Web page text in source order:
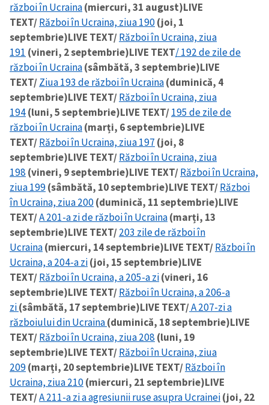
război în Ucraina(miercuri, 31 august)LIVE
TEXT/Război în Ucraina, ziua 190(joi, 1
septembrie)LIVE TEXT/Război în Ucraina, ziua
191 (vineri, 2 septembrie)LIVE TEXT/ 192 de zile de
război în Ucraina(sâmbătă, 3 septembrie)LIVE
TEXT/Ziua 193 de război în Ucraina(duminică, 4
septembrie)LIVE TEXT/Război în Ucraina, ziua
194(luni, 5 septembrie)LIVE TEXT/195 de zile de
război în Ucraina(marți, 6 septembrie)LIVE
TEXT/Război în Ucraina, ziua 197 (joi, 8
septembrie)LIVE TEXT/Război în Ucraina, ziua
198 (vineri, 9 septembrie)LIVE TEXT/Război în Ucraina,
ziua 199(sâmbătă, 10 septembrie)LIVE TEXT/Război
în Ucraina, ziua 200(duminică, 11 septembrie)LIVE
TEXT/A 201-a zi de război în Ucraina(marți, 13
septembrie)LIVE TEXT/203 zile de război în
Ucraina(miercuri, 14 septembrie)LIVE TEXT/Război în
Ucraina, a 204-a zi(joi, 15 septembrie)LIVE
TEXT/Război în Ucraina, a 205-a zi(vineri, 16
septembrie)LIVE TEXT/Război în Ucraina, a 206-a
zi(sâmbătă, 17 septembrie)LIVE TEXT/A 207-zi a
războiului din Ucraina(duminică, 18 septembrie)LIVE
TEXT/Război în Ucraina, ziua 208 (luni, 19
septembrie)LIVE TEXT/Război în Ucraina, ziua
209(marți, 20 septembrie)LIVE TEXT/Război în
Ucraina, ziua 210(miercuri, 21 septembrie)LIVE
TEXT/A 211-a zi a agresiunii ruse asupra Ucrainei(joi, 22